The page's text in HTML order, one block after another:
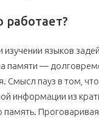
работает?
изучении языков
памяти —
Смысл пауз в том,
информации из
Проговаривая